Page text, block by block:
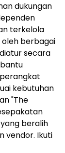
dukungan
terkelola
oleh berbagai
secara
kebutuhan
"The
beralih
vendor. Ikuti